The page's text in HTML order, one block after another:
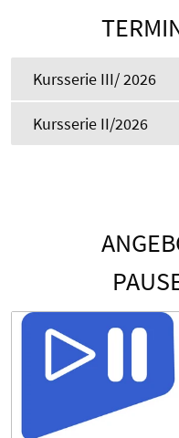
Kursserie III/ 2026
Kursserie II/2026